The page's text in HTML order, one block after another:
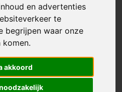
en advertenties
te
begrijpen waar onze
komen.
akkoord